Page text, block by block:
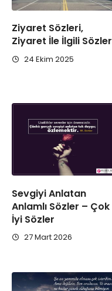
Ziyaret Sözleri,
Ziyaret İle İlgili Sözler
24 Ekim 2025
Sevgiyi Anlatan
Anlamlı Sözler – Çok
İyi Sözler
27 Mart 2026